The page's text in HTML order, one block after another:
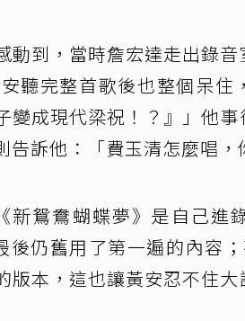
動到，當時詹宏達走出錄
聽完整首歌後也整個呆住
成現代梁祝！？』」他事
訴他：「費玉清怎麼唱，
新鴛鴦蝴蝶夢》是自己進
仍舊用了第一遍的內容
版本，這也讓黃安忍不住